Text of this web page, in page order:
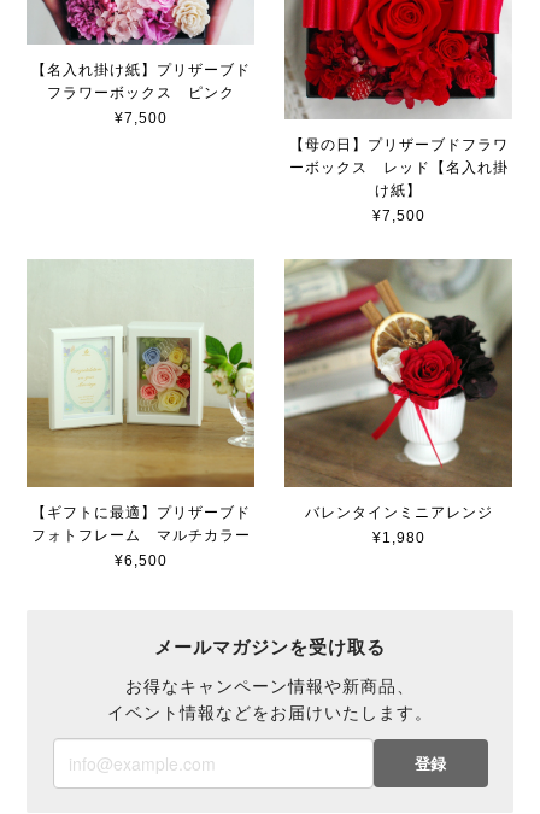
【名入れ掛け紙】プリザーブド
フラワーボックス ピンク
¥7,500
【母の日】プリザーブドフラワ
ーボックス レッド【名入れ掛
け紙】
¥7,500
【ギフトに最適】プリザーブド
フォトフレーム マルチカラー
¥6,500
バレンタインミニアレンジ
¥1,980
メールマガジンを受け取る
お得なキャンペーン情報や新商品、
イベント情報などをお届けいたします。
登録